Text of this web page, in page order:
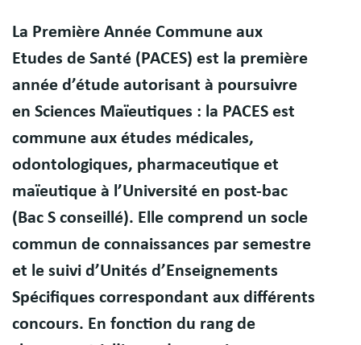
Résumé
La Première Année Commune aux
Etudes de Santé (PACES) est la première
année d’étude autorisant à poursuivre
en Sciences Maïeutiques : la PACES est
commune aux études médicales,
odontologiques, pharmaceutique et
maïeutique à l’Université en post-bac
(Bac S conseillé). Elle comprend un socle
commun de connaissances par semestre
et le suivi d’Unités d’Enseignements
Spécifiques correspondant aux différents
concours. En fonction du rang de